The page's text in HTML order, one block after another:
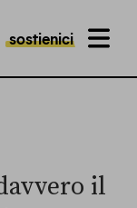
sostienici MENU
il